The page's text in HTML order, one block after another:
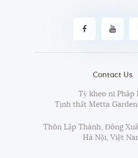
Contact Us
Tỳ kheo ni Pháp
Tịnh thất Metta
Thôn Lập Thành, Đông
Hà Nội, Việt